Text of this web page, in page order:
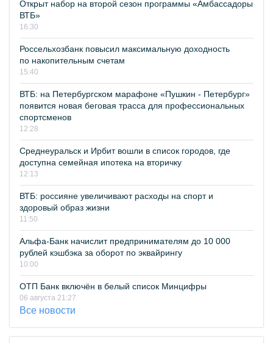
Открыт набор на второй сезон программы «Амбассадоры
ВТБ»
16:30
Россельхозбанк повысил максимальную доходность
по накопительным счетам
15:40
ВТБ: на Петербургском марафоне «Пушкин - Петербург»
появится новая беговая трасса для профессиональных
спортсменов
12:28
Среднеуральск и Ирбит вошли в список городов, где
доступна семейная ипотека на вторичку
12:13
ВТБ: россияне увеличивают расходы на спорт и
здоровый образ жизни
11:50
Альфа-Банк начислит предпринимателям до 10 000
рублей кэшбэка за оборот по эквайрингу
10:00
ОТП Банк включён в белый список Минцифры
06 августа 21:27
Все новости